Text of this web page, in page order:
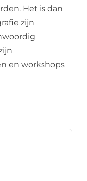
Het is dan
zijn
en workshops